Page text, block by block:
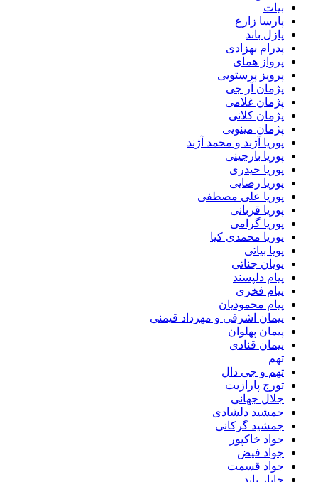
بیات
پارسا زارع
پازل باند
پدرام بهزادی
پرواز همای
پرویز پرستویی
پژمان آر جی
پژمان غلامی
پژمان کلانی
پژمان مینویی
پوریا آژند و محمد آژند
پوریا بارجینی
پوریا حیدری
پوریا رضایی
پوریا علی مصطفی
پوریا قربانی
پوریا گرامی
پوریا محمدی کیا
پویا بیاتی
پویان جناتی
پیام دلپسند
پیام فخری
پیام محمودیان
پیمان اشرفی و مهرداد قیمنی
پیمان پهلوان
پیمان قنادی
تهم
تهم و جی دال
تورج پارازیت
جلال جهانی
جمشید دلشادی
جمشید گرکانی
جواد خاکپور
جواد فیض
جواد قسمت
چاپار باند